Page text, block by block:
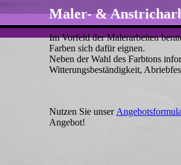
Maler- &
Im Vorfeld der Malerarbeiten
Farben sich dafür eignen.
Neben der Wahl des Farbtons
Witterungsbeständigkeit,
Nutzen Sie unser
Angebot!